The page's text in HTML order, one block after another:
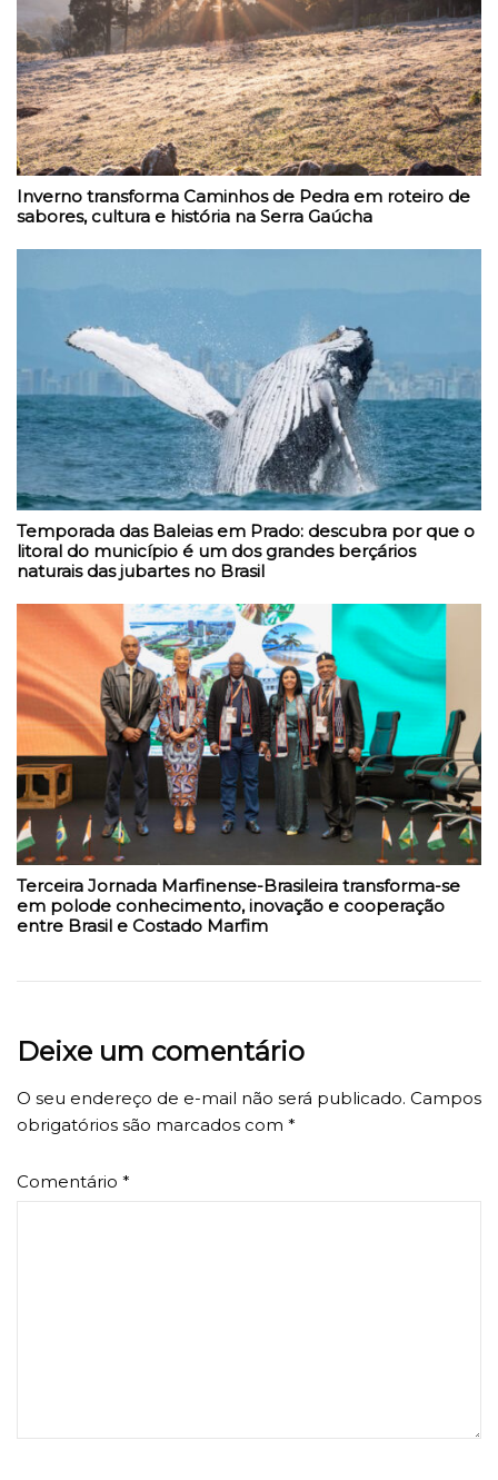
Inverno transforma Caminhos de Pedra em roteiro de
sabores, cultura e história na Serra Gaúcha
Temporada das Baleias em Prado: descubra por que o
litoral do município é um dos grandes berçários
naturais das jubartes no Brasil
Terceira Jornada Marfinense-Brasileira transforma-se
em polode conhecimento, inovação e cooperação
entre Brasil e Costado Marfim
Deixe um comentário
O seu endereço de e-mail não será publicado. Campos
obrigatórios são marcados com *
Comentário *